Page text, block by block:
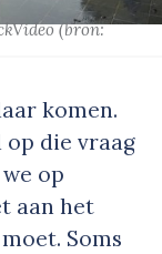
(bron:
komen.
die vraag
op
aan het
Soms